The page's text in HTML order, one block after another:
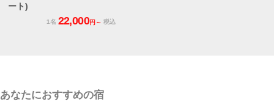
ート)
1名 22,000円～ 税込
あなたにおすすめの宿